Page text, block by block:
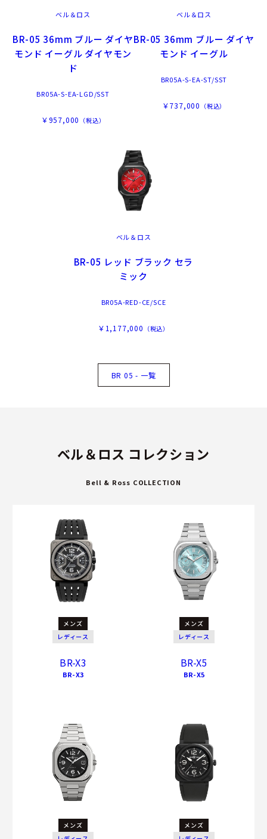
ベル＆ロス
BR-05 36mm ブルー ダイヤ
モンド イーグル ダイヤモン
ド
BR05A-S-EA-LGD/SST
￥957,000 （税込）
ベル＆ロス
BR-05 36mm ブルー ダイヤ
モンド イーグル
BR05A-S-EA-ST/SST
￥737,000 （税込）
ベル＆ロス
BR-05 レッド ブラック セラ
ミック
BR05A-RED-CE/SCE
￥1,177,000 （税込）
BR 05 - 一覧
ベル＆ロス コレクション
Bell & Ross COLLECTION
メンズ
レディース
BR-X3
BR-X3
メンズ
レディース
BR-X5
BR-X5
メンズ
メンズ